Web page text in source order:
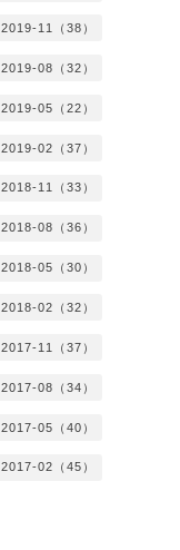
2019-11（38）
2019-08（32）
2019-05（22）
2019-02（37）
2018-11（33）
2018-08（36）
2018-05（30）
2018-02（32）
2017-11（37）
2017-08（34）
2017-05（40）
2017-02（45）